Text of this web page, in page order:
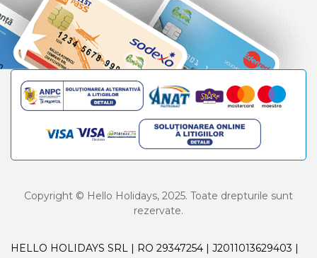
Copyright © Hello Holidays, 2025. Toate drepturile sunt
rezervate.
HELLO HOLIDAYS SRL | RO 29347254 | J2011013629403 |